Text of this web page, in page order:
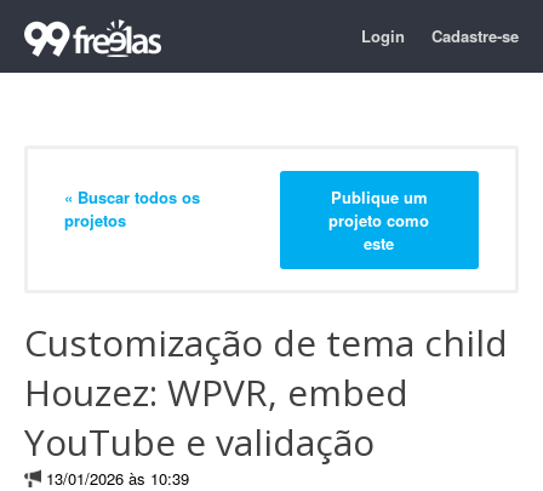
Login Cadastre-se
« Buscar todos os
projetos
Publique um
projeto como
este
Customização de tema child
Houzez: WPVR, embed
YouTube e validação
13/01/2026 às 10:39